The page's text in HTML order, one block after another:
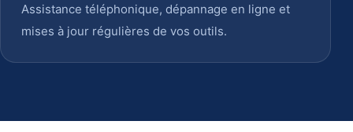
Assistance téléphonique, dépannage en ligne et
mises à jour régulières de vos outils.